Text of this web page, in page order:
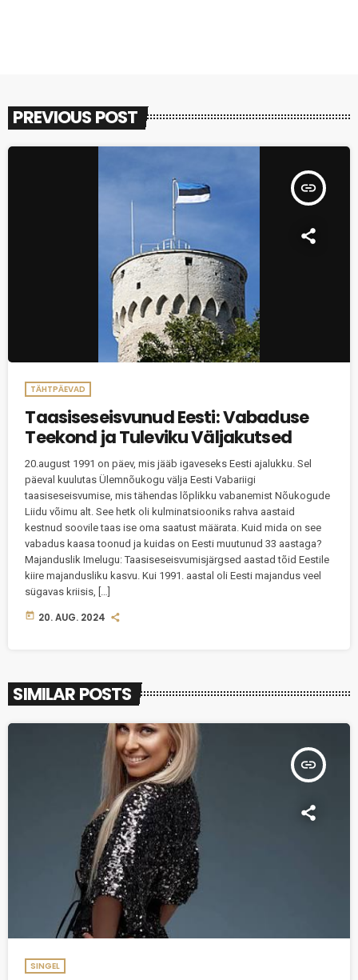
PREVIOUS POST
insert_link
TÄHTPÄEVAD
Taasiseseisvunud Eesti: Vabaduse
Teekond ja Tuleviku Väljakutsed
20.august 1991 on päev, mis jääb igaveseks Eesti ajalukku. Sel
päeval kuulutas Ülemnõukogu välja Eesti Vabariigi
taasiseseisvumise, mis tähendas lõplikku vabanemist Nõukogude
Liidu võimu alt. See hetk oli kulminatsiooniks rahva aastaid
kestnud soovile taas ise oma saatust määrata. Kuid mida on see
vabadus kaasa toonud ja kuidas on Eesti muutunud 33 aastaga?
Majanduslik Imelugu: Taasiseseisvumisjärgsed aastad tõid Eestile
kiire majandusliku kasvu. Kui 1991. aastal oli Eesti majandus veel
sügavas kriisis, […]
today 20. AUG. 2024
SIMILAR POSTS
insert_link
SINGEL